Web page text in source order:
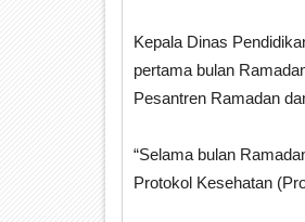
Kepala Dinas
pertama bulan
Pesantren Ramadan
“Selama bulan
Protokol Kesehatan